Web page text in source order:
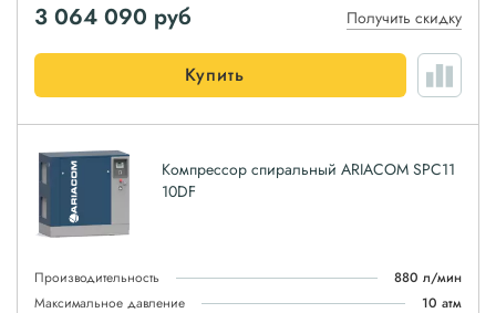
3 064 090 руб Получить скидку
Купить
Компрессор спиральный ARIACOM SPC11
10DF
Производительность
880 л/мин
Максимальное давление
10 атм